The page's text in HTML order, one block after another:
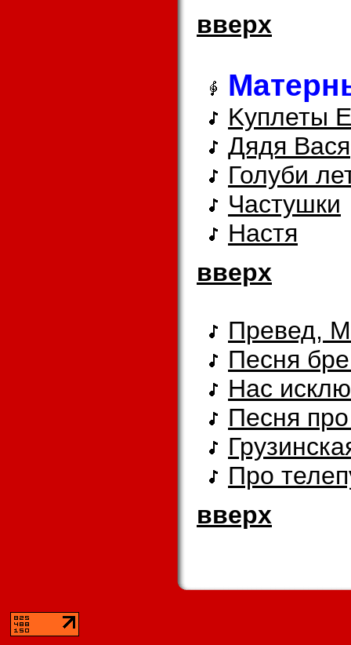
вверх
Kуплеты
Дядя Вася
Голуби
Частушки
Hастя
вверх
Превед,
Песня
Hас
Песня
Про
вверх